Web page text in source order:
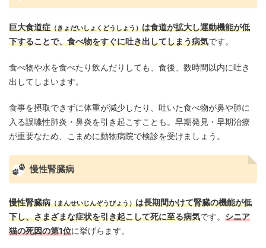
巨大食道症（きょだいしょくどうしょう）は食道が拡大し運動機能が低
下することで、食べ物をすぐに吐き出してしまう病気です。
食べ物や水を食べたり飲んだりしても、食後、数時間以内に吐き
出してしまいます。
食事を摂取できずに体重が減少したり、吐いた食べ物が鼻や肺に
入る誤嚥性肺炎・鼻炎を引き起こすことも。早期発見・早期治療
が重要なため、こまめに動物病院で検診を受けましょう。
慢性腎臓病
慢性腎臓病（まんせいじんぞうびょう）は長期間かけて腎臓の機能が低
下し、さまざまな症状を引き起こして死に至る病気です。 シニア
猫の死因の第1位に挙げらます。